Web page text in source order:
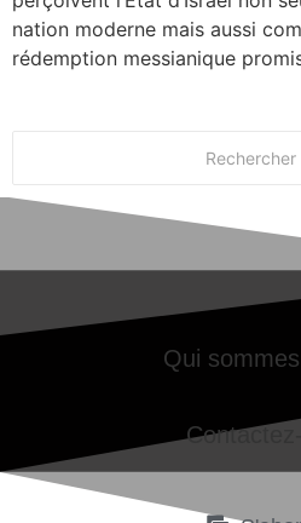
nation moderne mais aus­si
rédemp­tion mes­sia­nique
Qui
Contactez-